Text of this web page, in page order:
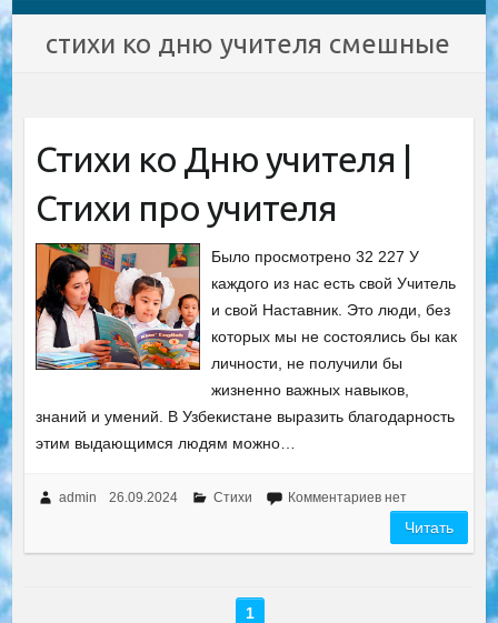
стихи ко дню учителя смешные
Стихи ко Дню учителя |
Стихи про учителя
Было просмотрено 32 227 У
каждого из нас есть свой Учитель
и свой Наставник. Это люди, без
которых мы не состоялись бы как
личности, не получили бы
жизненно важных навыков,
знаний и умений. В Узбекистане выразить благодарность
этим выдающимся людям можно…
admin 26.09.2024 Стихи Комментариев нет
Читать
1